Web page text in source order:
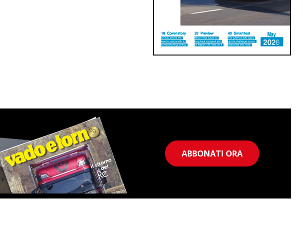
ABBONATI ORA